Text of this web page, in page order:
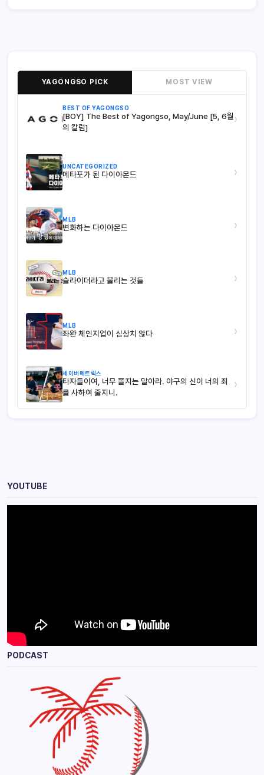
YAGONGSO PICK MOST VIEW
BEST OF YAGONGSO
[BOY] The Best of Yagongso, May/June [5, 6월
의 칼럼]
›
UNCATEGORIZED
메타포가 된 다이아몬드 ›
MLB
변화하는 다이아몬드 ›
MLB
슬라이더라고 불리는 것들 ›
MLB
좌완 체인지업이 심상치 않다 ›
세이버메트릭스
타자들이여, 너무 쫄지는 말아라. 야구의 신이 너의 죄
를 사하여 줄지니.
›
YOUTUBE
PODCAST